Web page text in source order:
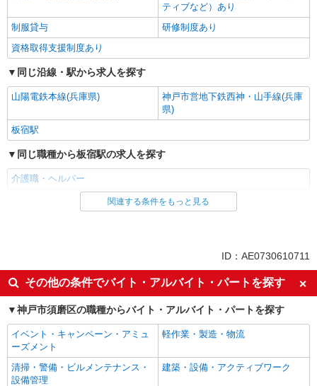
ティブなど）あり
制服貸与
研修制度あり
資格取得支援制度あり
同じ沿線・駅から求人を探す
山陽電鉄本線(兵庫県)
神戸市営地下鉄西神・山手線(兵庫
県)
板宿駅
同じ職種から板宿駅の求人を探す
介護職・ヘルパー
同じ雇用形態から板宿駅の求人を探す
入社日応相談
未経験歓迎
経験者・有資格者歓迎
新卒・第二新卒歓迎
女性活躍中
主婦・主夫歓迎
フリーター歓迎
学歴不問
ブランクOK
ミドル（40代～）活躍中
エルダー（50代～）活躍中
関連する条件をもっと見る
ID：AE0730610711
その他の条件でバイト・アルバイト・パートを探す
神戸市須磨区の職種からバイト・アルバイト・パートを探す
イベント・キャンペーン・アミュ
ーズメント
軽作業・製造・物流
清掃・警備・ビルメンテナンス・
設備管理
建築・設備・アクティブワーク